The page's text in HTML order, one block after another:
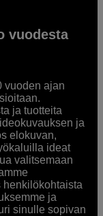
vuodesta
vuoden ajan
ja tuotteita
ja
elokuvan,
ideat
valitsemaan
henkilökohtaista
ja
sinulle sopivan